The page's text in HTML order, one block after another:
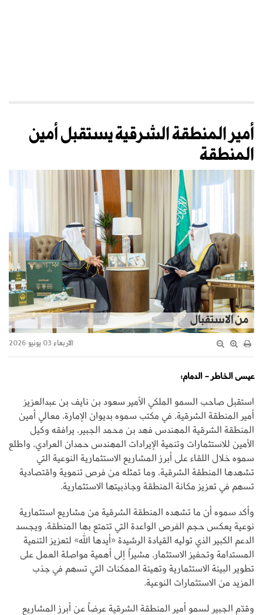
أمير المنطقة الشرقية يستقبل أمين
المنطقة
من الاستقبال
الاربعاء 03 يونيو 2026
عيسى الخاطر - الدمام:
استقبل صاحب السمو الملكي الأمير سعود بن نايف بن عبدالعزيز
أمير المنطقة الشرقية، في مكتب سموه بديوان الإمارة، معالي أمين
المنطقة الشرقية المهندس فهد بن محمد الجبير، يرافقه وكيل
الأمين للاستثمارات وتنمية الإيرادات المهندس حمدان العرادي، واطلع
سموه خلال اللقاء على أبرز المشاريع الاستثمارية النوعية التي
تشهدها المنطقة الشرقية، وما تمثله من فرص تنموية واقتصادية
تسهم في تعزيز مكانة المنطقة وجاذبيتها الاستثمارية.
وأكد سموه أن ما تشهده المنطقة الشرقية من مشاريع استثمارية
نوعية يعكس حجم الفرص الواعدة التي تتمتع بها المنطقة، ويجسد
الدعم الكبير الذي توليه القيادة الرشيدة «أيدها الله» لتعزيز التنمية
المستدامة وتحفيز الاستثمار، مشيراً إلى أهمية مواصلة العمل على
تطوير البيئة الاستثمارية وتهيئة الممكنات التي تسهم في جذب
المزيد من الاستثمارات النوعية.
وقدّم الجبير لسمو أمير المنطقة الشرقية عرضاً عن أبرز المشاريع